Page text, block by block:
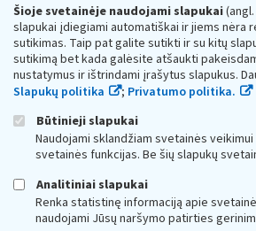
Šioje svetainėje naudojami slapukai
slapukai įdiegiami automatiškai ir jiems nėra
sutikimas. Taip pat galite sutikti ir su kitų
sutikimą bet kada galėsite atšaukti
nustatymus ir ištrindami įrašytus slapukus.
Slapukų politika
; Privatumo politika.
Būtinieji slapukai
Naudojami sklandžiam svetainės
svetainės funkcijas. Be šių slapukų
Analitiniai slapukai
Renka statistinę informaciją apie
naudojami Jūsų naršymo patirties
Respublikos finansų ministerijos
Biudžetinė įstaiga. Juridinio asmens kodas —
adresas: Vasario 16-osios g. 14, 01107 Vilnius,
vmi@vmi.lt, E. pristatymo dėžutės adresas
Duomenys apie Valstybinę mokesčių
Respublikos finansų ministerijos kaupiami ir